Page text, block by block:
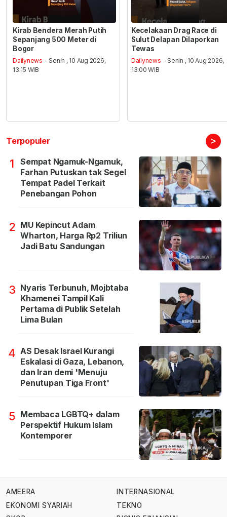
Kirab Bendera Merah Putih
Sepanjang 500 Meter di
Bogor
Dailynews - Senin , 10 Aug 2026,
13:15 WIB
Kecelakaan Drag Race di
Sulut Delapan Dilaporkan
Tewas
Dailynews - Senin , 10 Aug 2026,
13:00 WIB
Terpopuler >
1
Sempat Ngamuk-Ngamuk,
Farhan Putuskan tak Segel
Tempat Padel Terkait
Penebangan Pohon
2 MU Kepincut Adam
Wharton, Harga Rp2 Triliun
Jadi Batu Sandungan
3 Nyaris Terbunuh, Mojbtaba
Khamenei Tampil Kali
Pertama di Publik Setelah
Lima Bulan
4 AS Desak Israel Kurangi
Eskalasi di Gaza, Lebanon,
dan Iran demi 'Menuju
Penutupan Tiga Front'
5 Membaca LGBTQ+ dalam
Perspektif Hukum Islam
Kontemporer
AMEERA
EKONOMI SYARIAH
INTERNASIONAL
TEKNO